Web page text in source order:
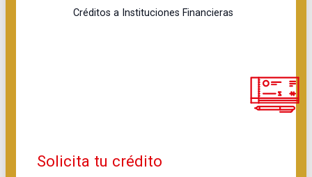
Créditos a Instituciones Financieras
Solicita tu crédito